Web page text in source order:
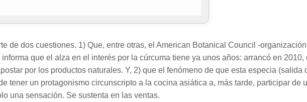
de dos cuestiones. 1) Que, entre otras, el American Botanical Council -organización
que el alza en el interés por la cúrcuma tiene ya unos años: arrancó en 2010,
por los productos naturales. Y, 2) que el fenómeno de que esta especia (salida
tener un protagonismo circunscripto a la cocina asiática a, más tarde, participar de
una sensación. Se sustenta en las ventas.